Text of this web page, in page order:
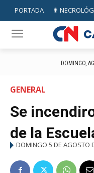
PORTADA ✟
DOMINGO,
GENERAL
Se
de la
DOMINGO 5 DE AGOSTO